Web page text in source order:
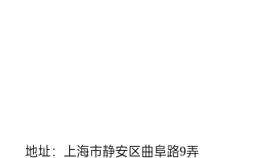
地址：上海市静安区曲阜路9弄